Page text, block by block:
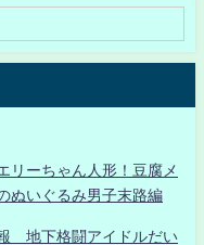
ーちゃん人形！豆腐メ
ぬいぐるみ男子末路編
地下格闘アイドルだい